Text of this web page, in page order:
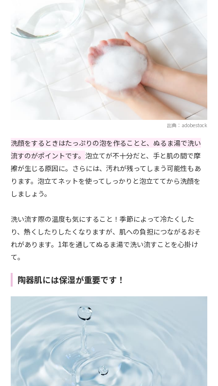
出典：adobestock
洗顔をするときはたっぷりの泡を作ることと、ぬるま湯で洗い
流すのがポイントです。 泡立てが不十分だと、手と肌の間で摩
擦が生じる原因に。さらには、汚れが残ってしまう可能性もあ
ります。泡立てネットを使ってしっかりと泡立ててから洗顔を
しましょう。
洗い流す際の温度も気にすること！季節によって冷たくした
り、熱くしたりしたくなりますが、肌への負担につながるおそ
れがあります。1年を通してぬるま湯で洗い流すことを心掛け
て。
陶器肌には保湿が重要です！